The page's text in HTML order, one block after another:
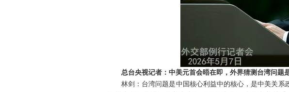
总台央视记者：中美元首会晤在即，外界猜测台湾问题
林剑：台湾问题是中国核心利益中的核心，是中美关